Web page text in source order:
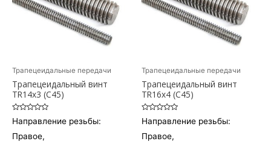
Трапецеидальные передачи
Трапецеидальный винт
TR14х3 (С45)
Оценка
0
Направление резьбы:
Правое,
Трапецеидальные передачи
Трапецеидальный винт
TR16х4 (С45)
Оценка
0
Направление резьбы:
Правое,